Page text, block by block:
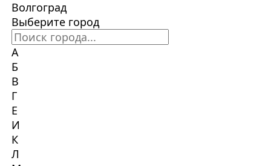
Волгоград
Выберите город
А
Б
В
Г
Е
И
К
Л